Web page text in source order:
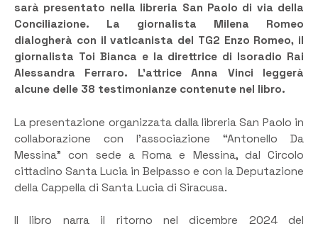
sarà presentato nella libreria San Paolo di via della
Conciliazione. La giornalista Milena Romeo
dialogherà con il vaticanista del TG2 Enzo Romeo, il
giornalista Toi Bianca e la direttrice di Isoradio Rai
Alessandra Ferraro. L’attrice Anna Vinci leggerà
alcune delle 38 testimonianze contenute nel libro.
La presentazione organizzata dalla libreria San Paolo in
collaborazione con l’associazione “Antonello Da
Messina” con sede a Roma e Messina, dal Circolo
cittadino Santa Lucia in Belpasso e con la Deputazione
della Cappella di Santa Lucia di Siracusa.
Il libro narra il ritorno nel dicembre 2024 del